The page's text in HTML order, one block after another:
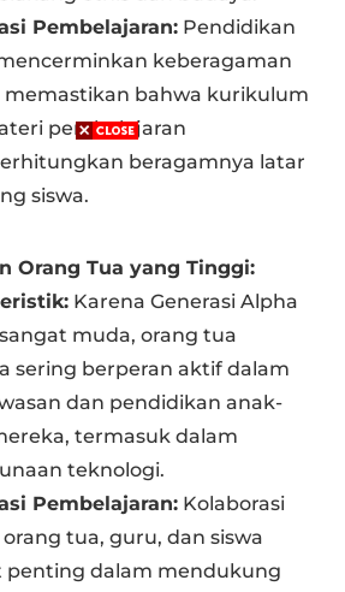
Pembelajaran: Pendidikan
keberagaman
memastikan bahwa kurikulum
pembelajaran
beragamnya latar
siswa.
Orang Tua yang Tinggi:
Karena Generasi Alpha
muda, orang tua
sering berperan aktif dalam
dan pendidikan anak-
termasuk dalam
teknologi.
Pembelajaran: Kolaborasi
tua, guru, dan siswa
penting dalam mendukung